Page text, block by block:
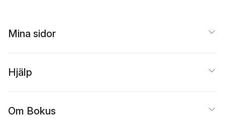
Mina sidor
Hjälp
Om Bokus